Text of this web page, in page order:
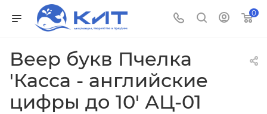
0
Веер букв Пчелка
'Касса - английские
цифры до 10' АЦ-01